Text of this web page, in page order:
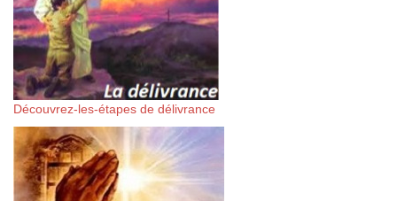
Découvrez-les-étapes de délivrance